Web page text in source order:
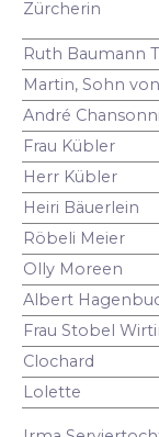
Zürcherin
Ruth Baumann
Martin, Sohn
André
Frau Kübler
Herr Kübler
Heiri Bäuerlein
Röbeli Meier
Olly Moreen
Albert
Frau Stobel
Clochard
Lolette